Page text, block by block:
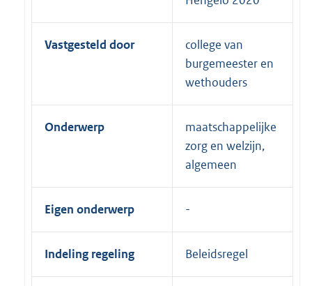
Vastgesteld door
college van
burgemeester en
wethouders
Onderwerp
maatschappelijke
zorg en welzijn,
algemeen
Eigen onderwerp
Indeling regeling Beleidsregel